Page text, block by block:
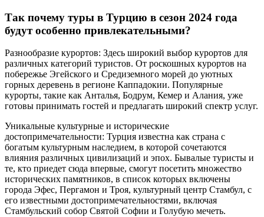
Так почему туры в Турцию в сезон 2024 года
будут особенно привлекательными?
Разнообразие курортов: Здесь широкий выбор курортов для
различных категорий туристов. От роскошных курортов на
побережье Эгейского и Средиземного морей до уютных
горных деревень в регионе Каппадокии. Популярные
курорты, такие как Анталья, Бодрум, Кемер и Алания, уже
готовы принимать гостей и предлагать широкий спектр услуг.
Уникальные культурные и исторические
достопримечательности: Турция известна как страна с
богатым культурным наследием, в которой сочетаются
влияния различных цивилизаций и эпох. Бывалые туристы и
те, кто приедет сюда впервые, смогут посетить множество
исторических памятников, в список которых включены
города Эфес, Пергамон и Троя, культурный центр Стамбул, с
его известными достопримечательностями, включая
Стамбульский собор Святой Софии и Голубую мечеть.